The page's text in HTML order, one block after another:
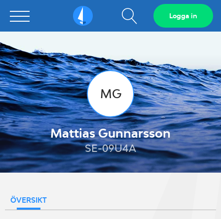
Sailarena Visa
sökfält
Logga in
MG
Mattias Gunnarsson
SE-09U4A
ÖVERSIKT